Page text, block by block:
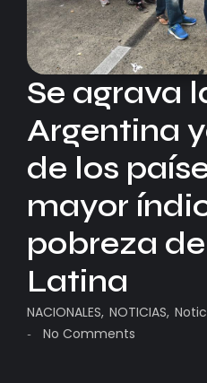
Se agrava
Argentina
de los
mayor
pobreza
Latina
NACIONALES, NOTICIAS,
- No Comments